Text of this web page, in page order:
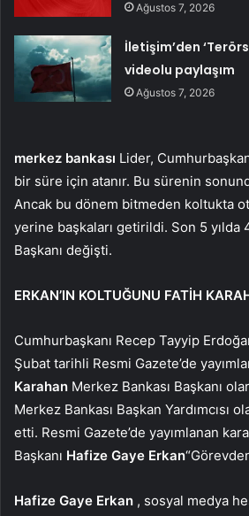
Ağustos 7, 2026
İletişim’den
videolu paylaşım
Ağustos 7, 2026
merkez bankası Lider,
bir süre için atanır. Bu sürenin
Ancak bu dönem bitmeden koltukta
yerine başkaları getirildi. Son 5 yılda
Başkanı değişti.
ERKAN’IN KOLTUĞUNU FATİH
Cumhurbaşkanı Recep Tayyip
Şubat tarihli Resmi Gazete’de
Karahan Merkez Bankası Başkanı
Merkez Bankası Başkan Yardımcısı
etti. Resmi Gazete’de yayımlanan
Başkanı Hafize Gaye Erkan
Hafize Gaye Erkan , sosyal medya